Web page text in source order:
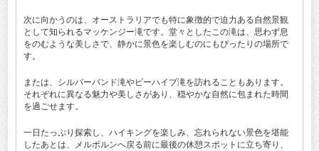
次に向かうのは、オーストラリアでも特に象徴的で迫力ある自然景観
として知られるマッケンジー滝です。堂々としたこの滝は、思わず息
をのむような美しさで、静かに景色を楽しむのにもぴったりの場所で
す。
または、シルバーバンド滝やビーハイブ滝を訪れることもあります。
それぞれに異なる魅力や美しさがあり、穏やかな自然に包まれた時間
を過ごせます。
一日たっぷり探索し、ハイキングを楽しみ、忘れられない景色を堪能
したあとは、メルボルンへ戻る前に最後の休憩スポットに立ち寄り、